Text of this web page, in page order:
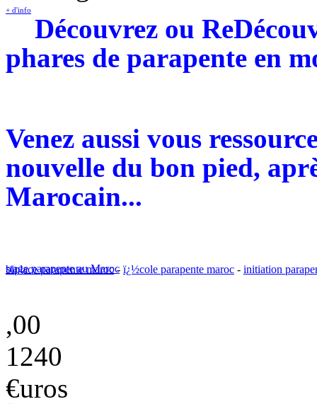
+ d'info
Découvrez ou
phares de parapente en
Venez aussi vous
nouvelle du bon pied,
Marocain...
biplace parapente maroc- ï¿½cole parapente maroc - initiation
stage parapente au Maroc
,00
1240
€uros